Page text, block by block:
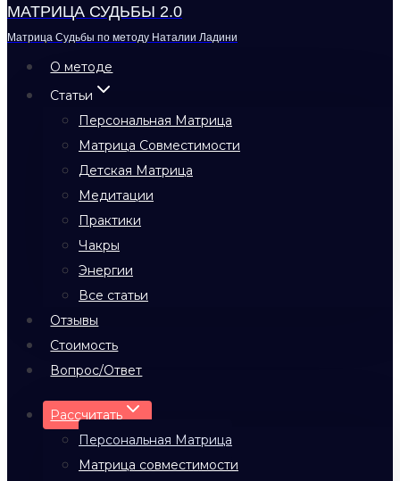
МАТРИЦА СУДЬБЫ 2.0
Матрица Судьбы по методу Наталии Ладини
О методе
Статьи
Персональная Матрица
Матрица Совместимости
Детская Матрица
Медитации
Практики
Чакры
Энергии
Все статьи
Отзывы
Стоимость
Вопрос/Ответ
Рассчитать
Персональная Матрица
Матрица совместимости